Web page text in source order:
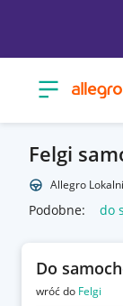
Otwórz menu
Felgi
Allegro
Podobne: do
Do
wróć do Felgi